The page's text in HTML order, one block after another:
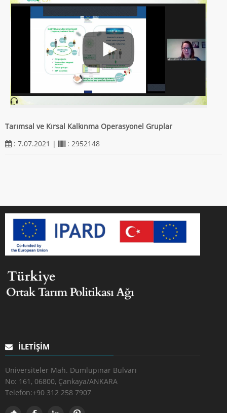
Tarımsal ve Kırsal Kalkınma Operasyonel Gruplar
: 7.07.2021 |
: 2952148
İLETIŞIM
Üniversiteler Mah. Dumlupınar Bulvarı
No: 161, 06800, Çankaya/ANKARA
Telefon:+90 312 258 7907